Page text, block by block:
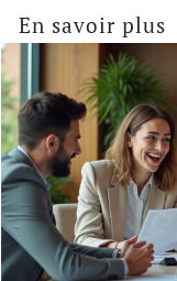
En savoir plus